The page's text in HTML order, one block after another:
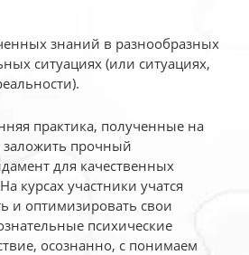
знаний в разнообразных
ситуациях (или ситуациях,
практика, полученные на
заложить прочный
для качественных
курсах участники учатся
и оптимизировать свои
психические
осознанно, с понимаем